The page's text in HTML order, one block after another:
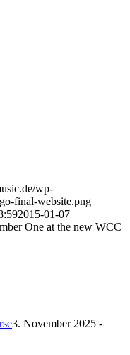
wp-
final-website.png
2015-01-07
One at the new WCC
3. November 2025 -